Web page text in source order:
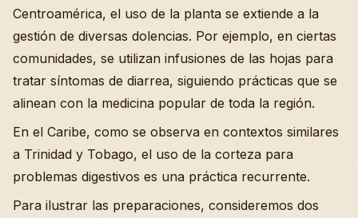
Centroamérica, el uso de la planta se extiende a la
gestión de diversas dolencias. Por ejemplo, en ciertas
comunidades, se utilizan infusiones de las hojas para
tratar síntomas de diarrea, siguiendo prácticas que se
alinean con la medicina popular de toda la región.
En el Caribe, como se observa en contextos similares
a Trinidad y Tobago, el uso de la corteza para
problemas digestivos es una práctica recurrente.
Para ilustrar las preparaciones, consideremos dos